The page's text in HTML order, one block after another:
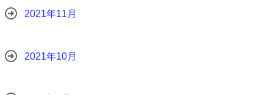
2021年11月
2021年10月